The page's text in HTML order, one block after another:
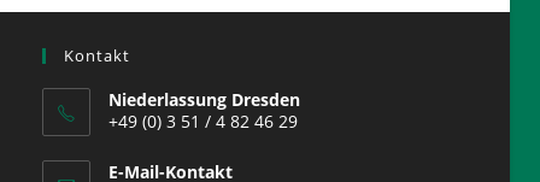
Kontakt
Niederlassung Dresden
+49 (0) 3 51 / 4 82 46 29
E-Mail-Kontakt